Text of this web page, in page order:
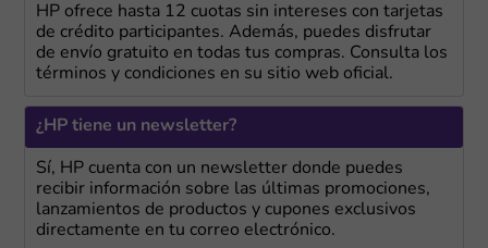
HP ofrece hasta 12 cuotas sin intereses con tarjetas
de crédito participantes. Además, puedes disfrutar
de envío gratuito en todas tus compras. Consulta los
términos y condiciones en su sitio web oficial.
¿HP tiene un newsletter?
Sí, HP cuenta con un newsletter donde puedes
recibir información sobre las últimas promociones,
lanzamientos de productos y cupones exclusivos
directamente en tu correo electrónico.